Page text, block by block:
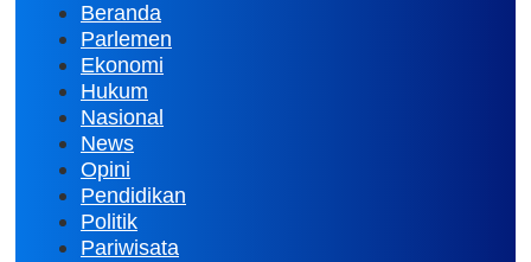
Beranda
Parlemen
Ekonomi
Hukum
Nasional
News
Opini
Pendidikan
Politik
Pariwisata